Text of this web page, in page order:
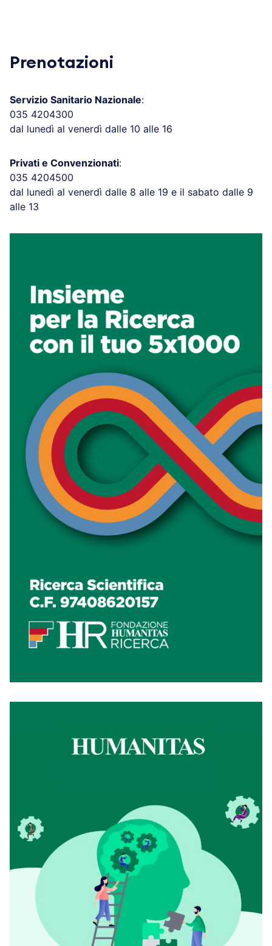
Prenotazioni
Servizio Sanitario Nazionale:
035 4204300
dal lunedì al venerdì dalle 10 alle 16
Privati e Convenzionati:
035 4204500
dal lunedì al venerdì dalle 8 alle 19 e il sabato dalle 9
alle 13